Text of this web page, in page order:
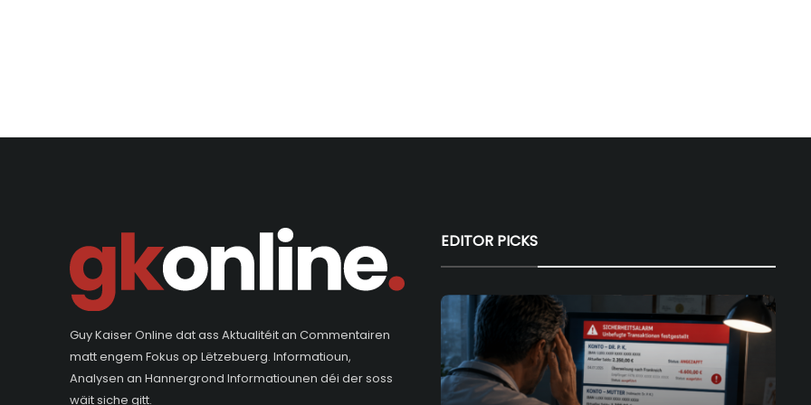
Guy Kaiser Online dat ass Aktualitéit an Commentairen
matt engem Fokus op Lëtzebuerg. Informatioun,
Analysen an Hannergrond Informatiounen déi der soss
wäit siche gitt.
EDITOR PICKS